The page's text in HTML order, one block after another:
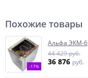
Похожие товары
-17%
Альфа ЭКМ-6
44 429 руб.
36 876 руб.